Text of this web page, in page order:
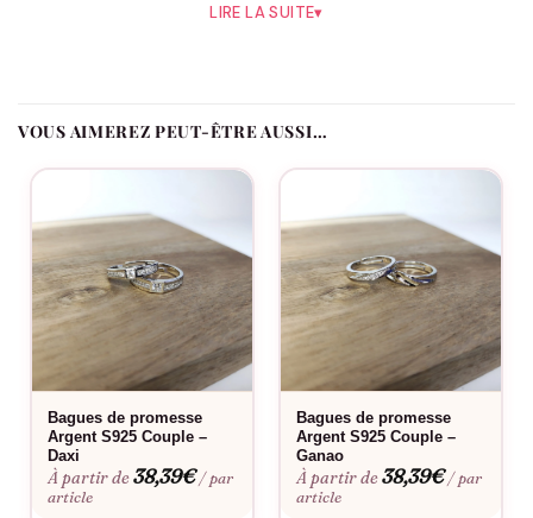
l’expression d’amour et de complicité. Conçus pour les
avec eux à chaque instant, ces bracelets représentent plus
Ces bracelets sont idéaux pour des occasions spéciales
comme les anniversaires de relation, la Saint-Valentin ou même
comme un cadeau surprise pour raviver la flamme de l’amour.
Chaque bracelet est doté d’un charm en forme de cœur
magnétique, symbole puissant de l’attraction et de l’union
entre deux êtres. Ils se rejoignent parfaitement au centre, tout
comme deux amoureux partageant un moment d’intimité.
Le design épuré et élégant des bracelets les rend adaptés à
tous les styles et occasions. Que ce soit pour une journée de
travail ou une soirée romantique, ces bracelets ajoutent une
LIRE LA SUITE▾
VOUS AIMEREZ PEUT-ÊTRE AUSSI…
Bagues de promesse
Argent S925 Couple –
Daxi
À partir de38,39€ / par
article
Bagues de promesse
Argent S925 Couple –
Ganao
À partir de38,39€ / par
article